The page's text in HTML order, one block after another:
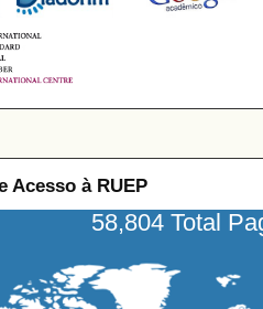
Acesso à RUEP
58,804 Total